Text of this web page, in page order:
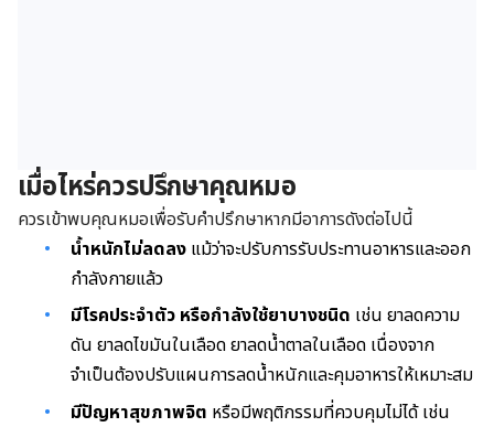
เมื่อไหร่ควรปรึกษาคุณหมอ
ควรเข้าพบคุณหมอเพื่อรับคำปรึกษาหากมีอาการดังต่อไปนี้
น้ำหนักไม่ลดลง แม้ว่าจะปรับการรับประทานอาหารและออก
กำลังกายแล้ว
มีโรคประจำตัว หรือกำลังใช้ยาบางชนิด เช่น ยาลดความ
ดัน ยาลดไขมันในเลือด ยาลดน้ำตาลในเลือด เนื่องจาก
จำเป็นต้องปรับแผนการลดน้ำหนักและคุมอาหารให้เหมาะสม
มีปัญหาสุขภาพจิต หรือมีพฤติกรรมที่ควบคุมไม่ได้ เช่น